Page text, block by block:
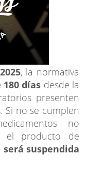
, la normativa
días desde la
presenten
Si no se cumplen
no
el producto de
suspendida